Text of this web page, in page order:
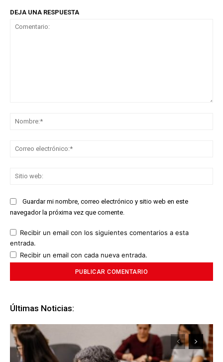
DEJA UNA RESPUESTA
Guardar mi nombre, correo electrónico y sitio web en este
navegador la próxima vez que comente.
Recibir un email con los siguientes comentarios a esta
entrada.
Recibir un email con cada nueva entrada.
Últimas Noticias: